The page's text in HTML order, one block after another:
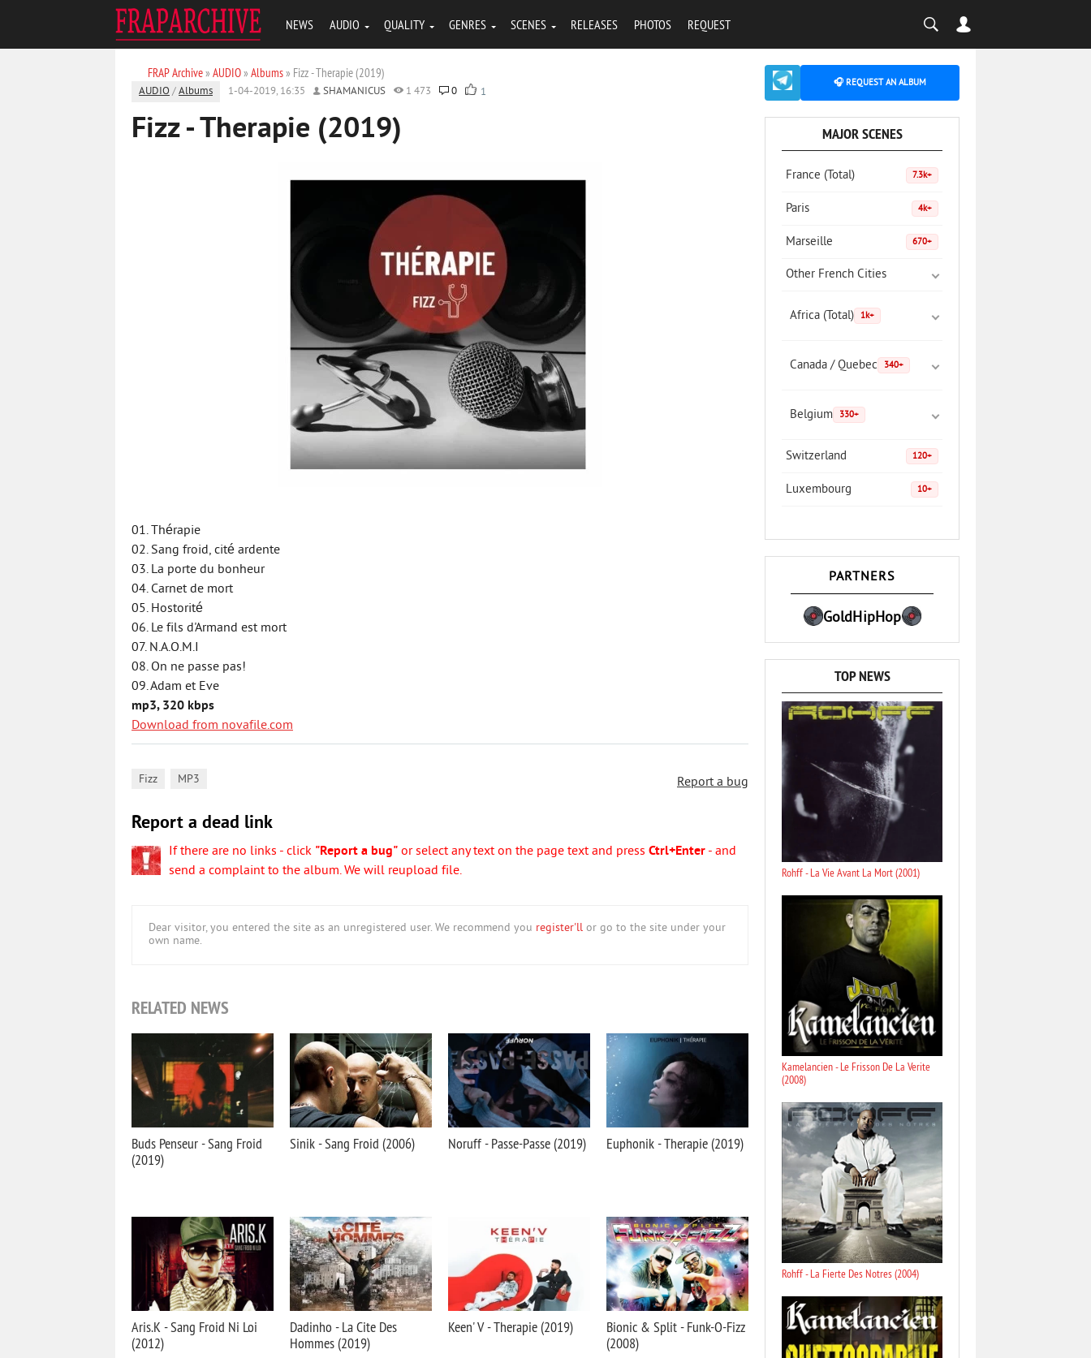
NEWS AUDIO QUALITY GENRES SCENES RELEASES PHOTOS REQUEST
FRAP Archive» AUDIO» Albums» Fizz - Therapie (2019)
AUDIO /Albums 1-04-2019, 16:35 SHAMANICUS 1 473 0 1
Fizz - Therapie (2019)
01. Thérapie
02. Sang froid, cité ardente
03. La porte du bonheur
04. Carnet de mort
05. Hostorité
06. Le fils d'Armand est mort
07. N.A.O.M.I
08. On ne passe pas!
09. Adam et Eve
mp3, 320 kbps
Download from novafile.com
Report a bug
Fizz MP3
Report a dead link
If there are no links - click "Report a bug" or select any text on the page text and press Ctrl+Enter - and
send a complaint to the album. We will reupload file.
Dear visitor, you entered the site as an unregistered user. We recommend you register'll or go to the site under your
own name.
RELATED NEWS
Buds Penseur - Sang Froid
(2019)
Sinik - Sang Froid (2006) Noruff - Passe-Passe (2019) Euphonik - Therapie (2019)
Aris.K - Sang Froid Ni Loi
(2012)
Dadinho - La Cite Des
Hommes (2019)
Keen' V - Therapie (2019)
Bionic & Split - Funk-O-Fizz
(2008)
🎧 REQUEST AN ALBUM
MAJOR SCENES
France (Total) 7.3k+
Paris 4k+
Marseille 670+
Other French Cities
Africa (Total) 1k+
Canada / Quebec 340+
Belgium 330+
Switzerland 120+
Luxembourg 10+
PARTNERS
GoldHipHop
TOP NEWS
Rohff - La Vie Avant La Mort (2001)
Kamelancien - Le Frisson De La Verite
(2008)
Rohff - La Fierte Des Notres (2004)